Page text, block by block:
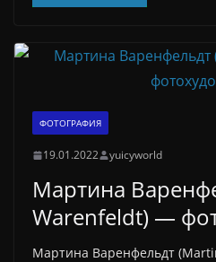
ФОТОГРАФИЯ
19.01.2022 yuicyworld
Мартина
Warenfeldt) —
Мартина Варенфельдт